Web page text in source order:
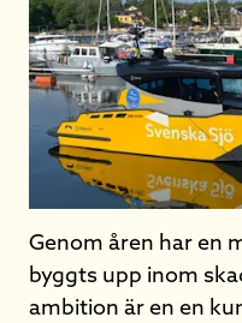
Genom åren har en
byggts upp inom
ambition är en en